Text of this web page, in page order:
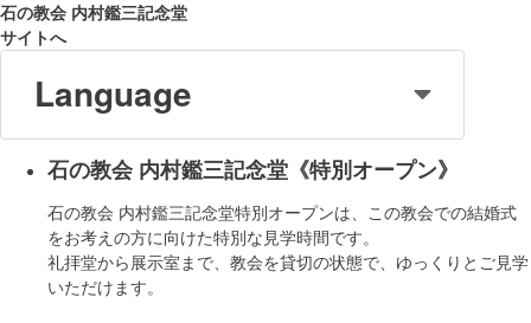
石の教会 内村鑑三記念堂
サイトへ
Language
石の教会 内村鑑三記念堂《特別オープン》
石の教会 内村鑑三記念堂特別オープンは、この教会での結婚式
をお考えの方に向けた特別な見学時間です。
礼拝堂から展示室まで、教会を貸切の状態で、ゆっくりとご見学
いただけます。